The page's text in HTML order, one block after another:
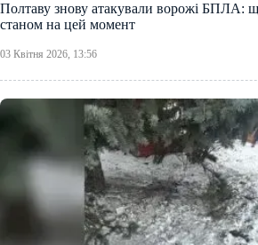
Полтаву знову атакували ворожі БПЛА:
станом на цей момент
03 Квітня 2026, 13:56